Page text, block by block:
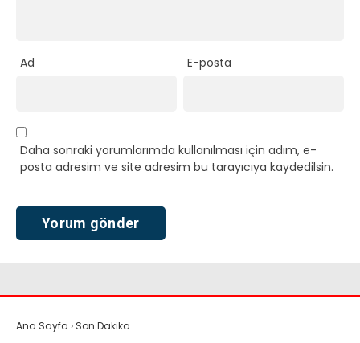
Ad E-posta
Daha sonraki yorumlarımda kullanılması için adım, e-
posta adresim ve site adresim bu tarayıcıya kaydedilsin.
Ana Sayfa › Son Dakika